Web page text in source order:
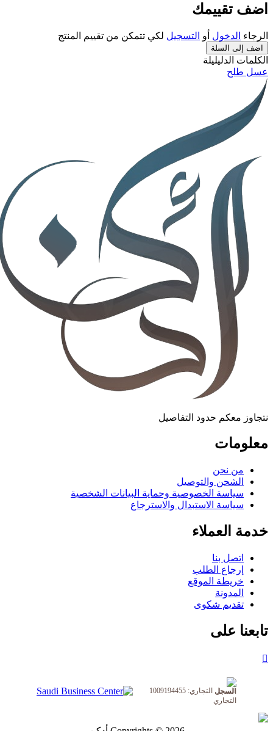
اضف تقييمك
الرجاء الدخول أو التسجيل لكي تتمكن من تقييم المنتج
اضف إلى السلة
الكلمات الدليليلة
عسل طلح
نتجاوز معكم حدود التفاصيل
معلومات
من نحن
الشحن والتوصيل
سياسة الخصوصية وحماية البيانات الشخصية
سياسة الاستبدال والاسترجاع
خدمة العملاء
اتصل بنا
إرجاع الطلب
خريطة الموقع
المدونة
تقديم شكوى
تابعنا على
السجل التجاري: 1009194455